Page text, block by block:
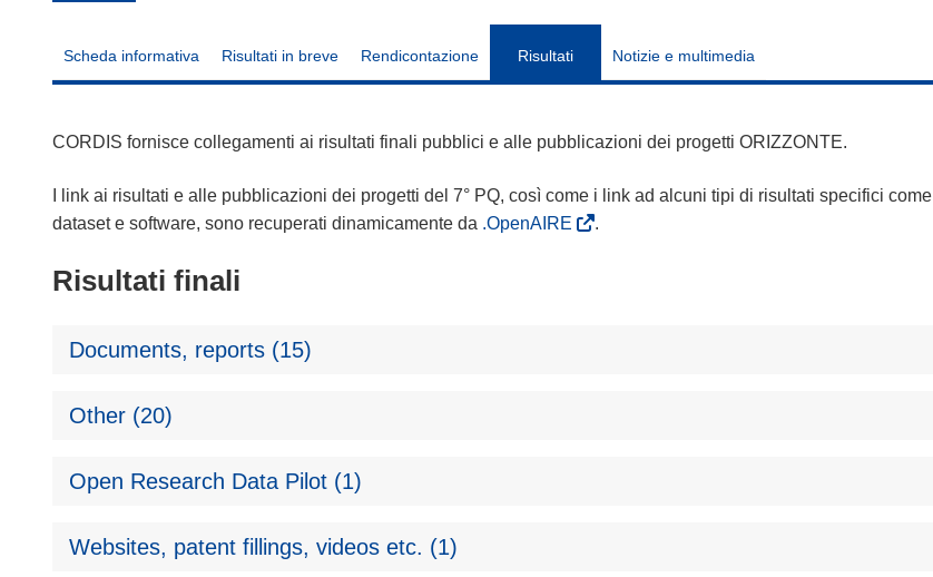
Scheda informativa Risultati in breve Rendicontazione Risultati Notizie e multimedia
CORDIS fornisce collegamenti ai risultati finali pubblici e alle pubblicazioni dei progetti ORIZZONTE.
I link ai risultati e alle pubblicazioni dei progetti del 7° PQ, così come i link ad alcuni tipi di risultati specifici come
dataset e software, sono recuperati dinamicamente da .OpenAIRE .
Risultati finali
Documents, reports (15)
Other (20)
Open Research Data Pilot (1)
Websites, patent fillings, videos etc. (1)